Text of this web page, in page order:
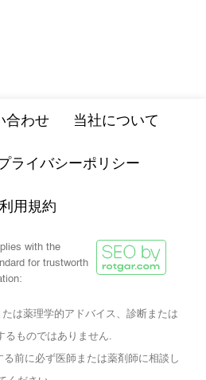
合わせ 当社について
ライバシーポリシー
利用規約
with the
for trustworth
は薬理学的アドバイス、診断または
るものではありません.
る前に必ず医師または薬剤師に相談し